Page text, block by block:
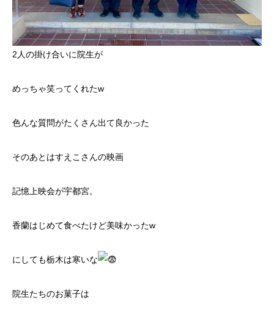
2人の掛け合いに院生が
めっちゃ笑ってくれたw
色んな質問がたくさん出て良かった
そのあとはすえこさんの映画
記憶上映会が宇都宮。
香蘭はじめて食べたけど美味かったw
にしても栃木は寒いな
院生たちのお菓子は